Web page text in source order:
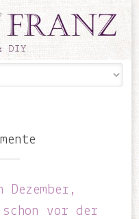
Dezember,
schon vor der